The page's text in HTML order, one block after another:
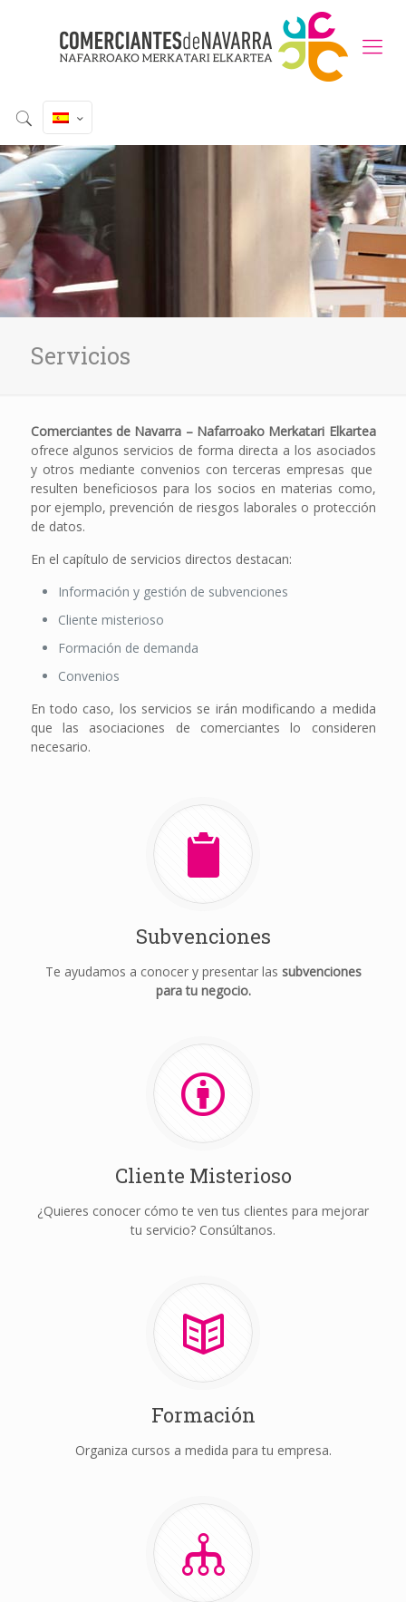
Servicios
Comerciantes de Navarra – Nafarroako Merkatari Elkartea
ofrece algunos servicios de forma directa a los asociados
y otros mediante convenios con terceras empresas que
resulten beneficiosos para los socios en materias como,
por ejemplo, prevención de riesgos laborales o protección
de datos.
En el capítulo de servicios directos destacan:
Información y gestión de subvenciones
Cliente misterioso
Formación de demanda
Convenios
En todo caso, los servicios se irán modificando a medida
que las asociaciones de comerciantes lo consideren
necesario.
Subvenciones
Te ayudamos a conocer y presentar las subvenciones
para tu negocio.
Cliente Misterioso
¿Quieres conocer cómo te ven tus clientes para mejorar
tu servicio? Consúltanos.
Formación
Organiza cursos a medida para tu empresa.